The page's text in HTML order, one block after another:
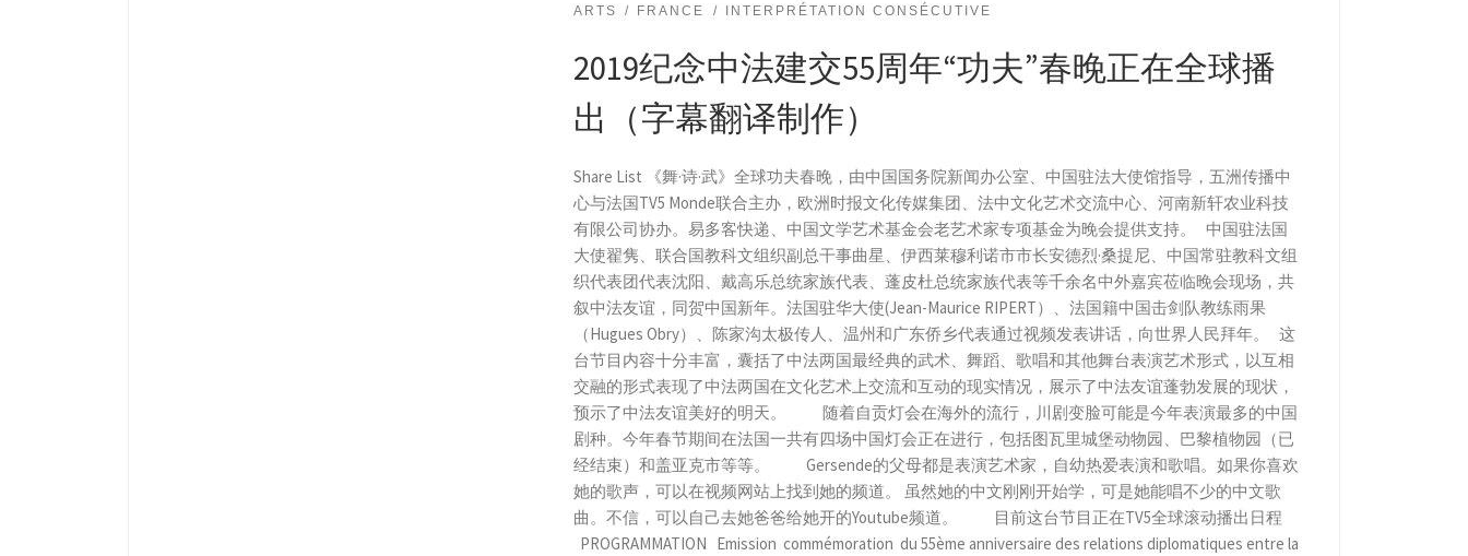
ARTS FRANCE INTERPRÉTATION CONSÉCUTIVE
2019纪念中法建交55周年“功夫”春晚正在全球播
出（字幕翻译制作）
Share List 《舞·诗·武》全球功夫春晚，由中国国务院新闻办公室、中国驻法大使馆指导，五洲传播中
心与法国TV5 Monde联合主办，欧洲时报文化传媒集团、法中文化艺术交流中心、河南新轩农业科技
有限公司协办。易多客快递、中国文学艺术基金会老艺术家专项基金为晚会提供支持。 中国驻法国
大使翟隽、联合国教科文组织副总干事曲星、伊西莱穆利诺市市长安德烈·桑提尼、中国常驻教科文组
织代表团代表沈阳、戴高乐总统家族代表、蓬皮杜总统家族代表等千余名中外嘉宾莅临晚会现场，共
叙中法友谊，同贺中国新年。法国驻华大使(Jean-Maurice RIPERT）、法国籍中国击剑队教练雨果
（Hugues Obry）、陈家沟太极传人、温州和广东侨乡代表通过视频发表讲话，向世界人民拜年。 这
台节目内容十分丰富，囊括了中法两国最经典的武术、舞蹈、歌唱和其他舞台表演艺术形式，以互相
交融的形式表现了中法两国在文化艺术上交流和互动的现实情况，展示了中法友谊蓬勃发展的现状，
预示了中法友谊美好的明天。 随着自贡灯会在海外的流行，川剧变脸可能是今年表演最多的中国
剧种。今年春节期间在法国一共有四场中国灯会正在进行，包括图瓦里城堡动物园、巴黎植物园（已
经结束）和盖亚克市等等。 Gersende的父母都是表演艺术家，自幼热爱表演和歌唱。如果你喜欢
她的歌声，可以在视频网站上找到她的频道。 虽然她的中文刚刚开始学，可是她能唱不少的中文歌
曲。不信，可以自己去她爸爸给她开的Youtube频道。 目前这台节目正在TV5全球滚动播出日程
PROGRAMMATION Emission commémoration du 55ème anniversaire des relations diplomatiques entre la